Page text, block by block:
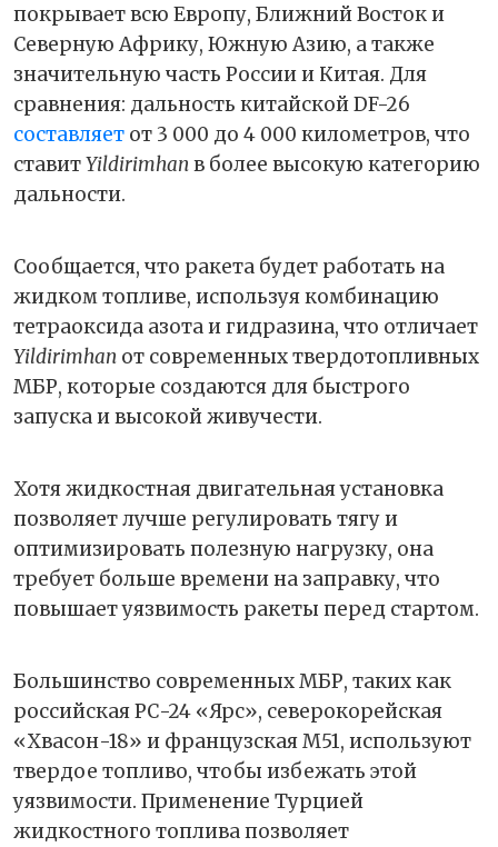
покрывает всю Европу, Ближний Восток и
Северную Африку, Южную Азию, а также
значительную часть России и Китая. Для
сравнения: дальность китайской DF-26
составляет от 3 000 до 4 000 километров, что
ставитYildirimhanв более высокую категорию
дальности.
Сообщается, что ракета будет работать на
жидком топливе, используя комбинацию
тетраоксида азота и гидразина, что отличает
Yildirimhan от современных твердотопливных
МБР, которые создаются для быстрого
запуска и высокой живучести.
Хотя жидкостная двигательная установка
позволяет лучше регулировать тягу и
оптимизировать полезную нагрузку, она
требует больше времени на заправку, что
повышает уязвимость ракеты перед стартом.
Большинство современных МБР, таких как
российская РС-24 «Ярс», северокорейская
«Хвасон-18» и французская M51, используют
твердое топливо, чтобы избежать этой
уязвимости. Применение Турцией
жидкостного топлива позволяет